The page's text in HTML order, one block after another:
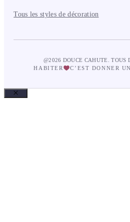
Tous les styles de décoration
@2026 DOUCE CAHUTE. TOUS
HABITER
C’EST DONNER
Fermer